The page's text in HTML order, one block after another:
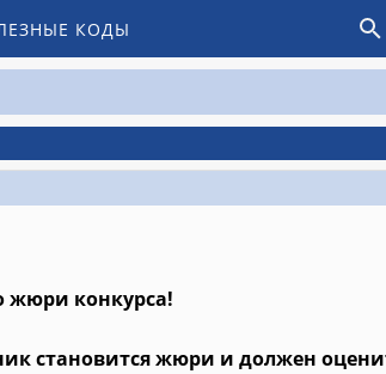
КОДЫ
жюри конкурса!
становится жюри и должен